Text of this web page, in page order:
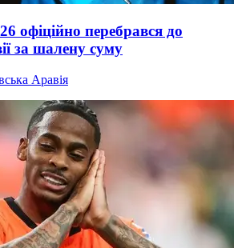
офіційно перебрався до
за шалену суму
Аравія